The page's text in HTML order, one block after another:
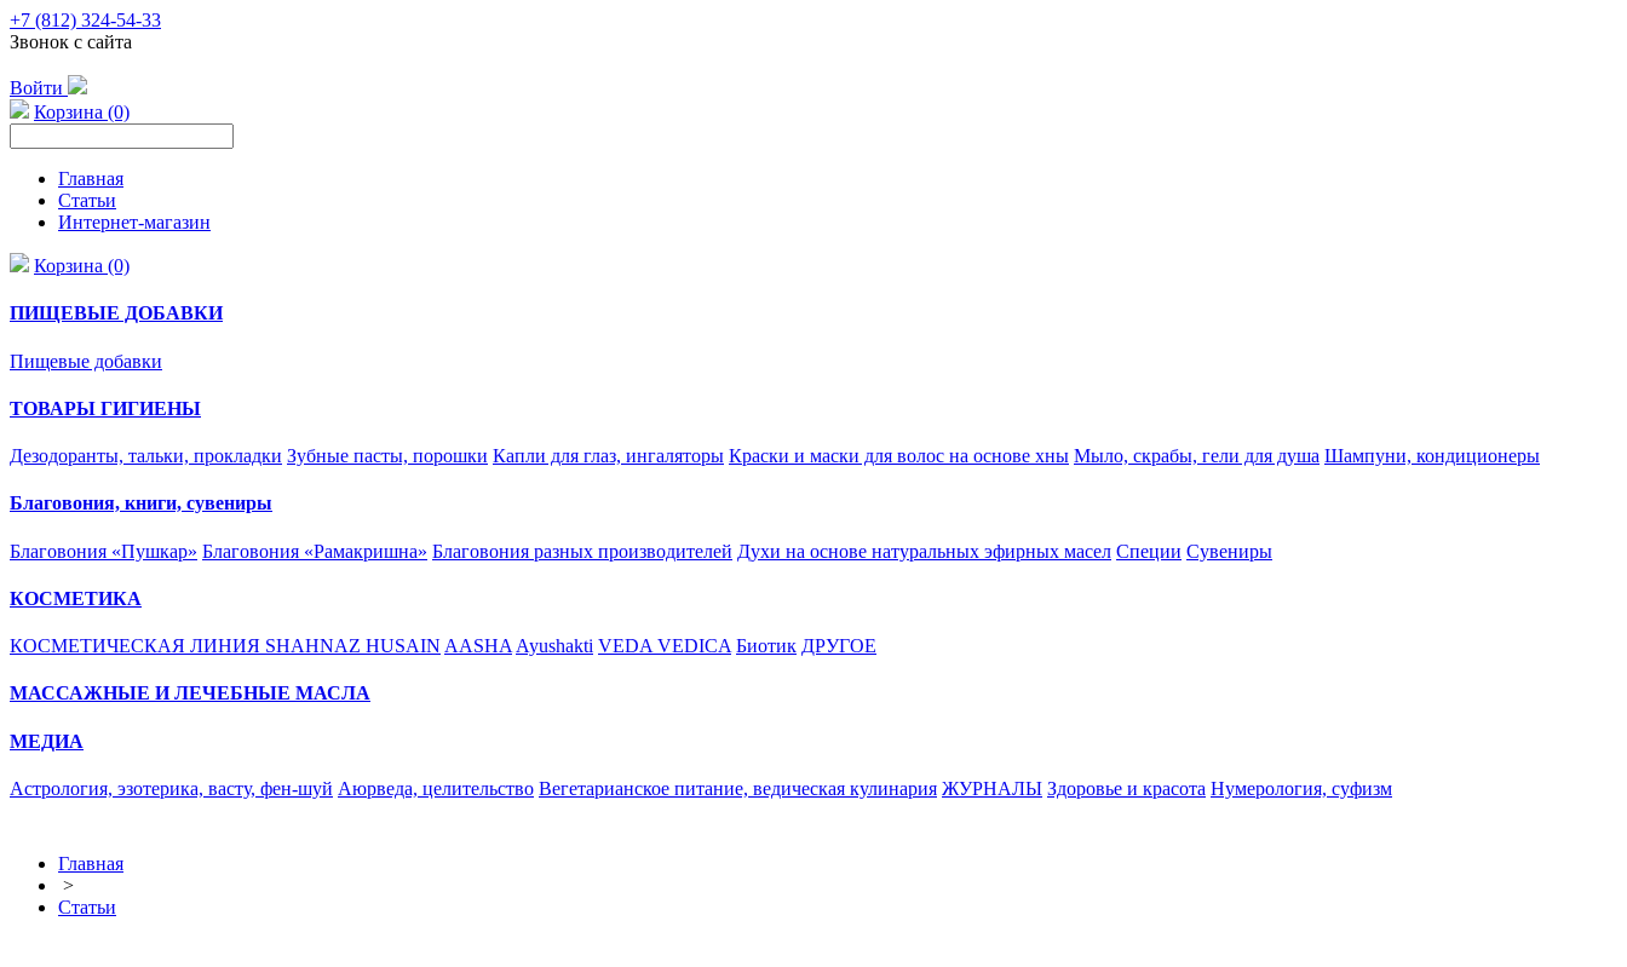
+7 (812) 324-54-33
Звонок с сайта
Войти
Корзина (0)
Главная
Статьи
Интернет-магазин
Корзина (0)
ПИЩЕВЫЕ ДОБАВКИ
Пищевые добавки
ТОВАРЫ ГИГИЕНЫ
Дезодоранты, тальки, прокладки Зубные пасты, порошки Капли для глаз, ингаляторы Краски и маски для волос на основе хны Мыло, скрабы, гели для душа Шампуни, кондиционеры
Благовония, книги, сувениры
Благовония «Пушкар» Благовония «Рамакришна» Благовония разных производителей Духи на основе натуральных эфирных масел Специи Сувениры
КОСМЕТИКА
КОСМЕТИЧЕСКАЯ ЛИНИЯ SHAHNAZ HUSAIN AASHA Ayushakti VEDA VEDICA Биотик ДРУГОЕ
МАССАЖНЫЕ И ЛЕЧЕБНЫЕ МАСЛА
МЕДИА
Астрология, эзотерика, васту, фен-шуй Аюрведа, целительство Вегетарианское питание, ведическая кулинария ЖУРНАЛЫ Здоровье и красота Нумерология, суфизм
Главная
>
Статьи